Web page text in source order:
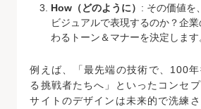
How（どのように） : その価値を
ビジュアルで表現するのか？企
わるトーン＆マナーを決定します
例えば、「最先端の技術で、100
る挑戦者たちへ」といったコンセプ
サイトのデザインは未来的で洗練さ